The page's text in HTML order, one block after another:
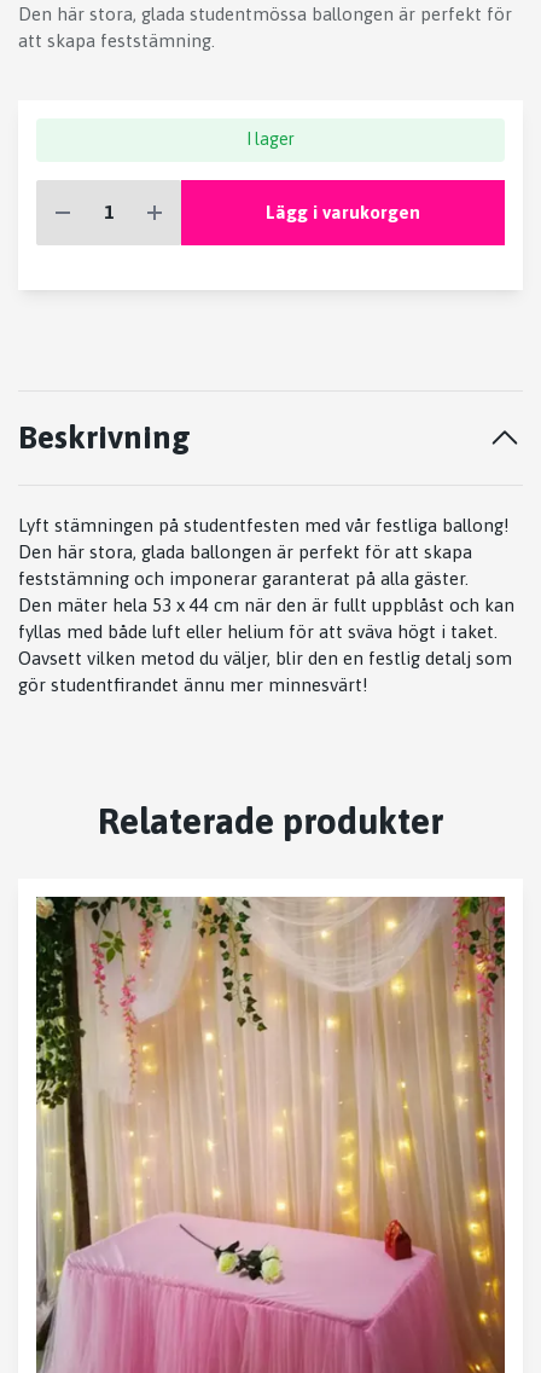
Den här stora, glada studentmössa ballongen är perfekt för
att skapa feststämning.
I lager
Lägg i varukorgen
Beskrivning
Lyft stämningen på studentfesten med vår festliga ballong!
Den här stora, glada ballongen är perfekt för att skapa
feststämning och imponerar garanterat på alla gäster.
Den mäter hela 53 x 44 cm när den är fullt uppblåst och kan
fyllas med både luft eller helium för att sväva högt i taket.
Oavsett vilken metod du väljer, blir den en festlig detalj som
gör studentfirandet ännu mer minnesvärt!
Relaterade produkter